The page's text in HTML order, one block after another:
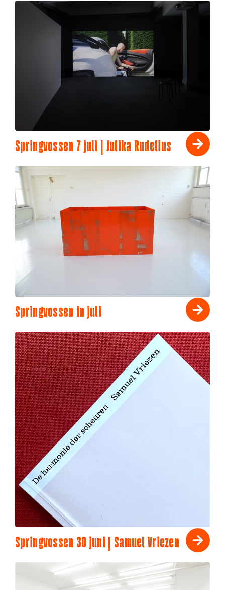
Springvossen 7 juli | Julika Rudelius
Springvossen in juli
Springvossen 30 juni | Samuel Vriezen